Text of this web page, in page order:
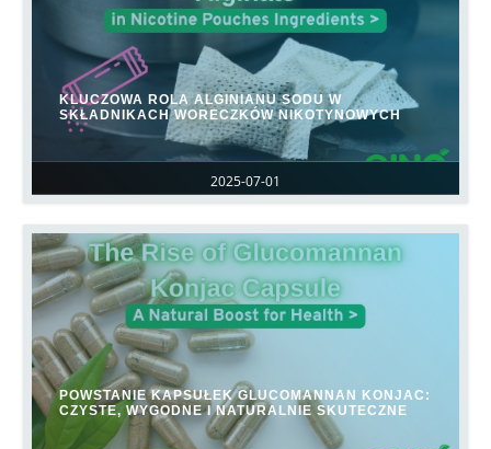
2025-07-01
KLUCZOWA ROLA ALGINIANU SODU W
SKŁADNIKACH WORECZKÓW NIKOTYNOWYCH
POWSTANIE KAPSUŁEK GLUCOMANNAN KONJAC:
CZYSTE, WYGODNE I NATURALNIE SKUTECZNE